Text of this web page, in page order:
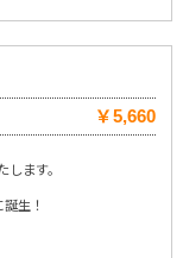
￥5,660
ます。
生！